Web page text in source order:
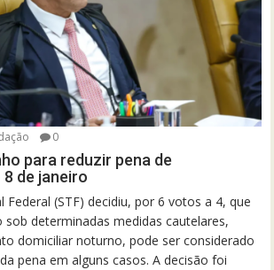
0
para reduzir pena de
de janeiro
Federal (STF) decidiu, por 6 votos a 4, que
determinadas medidas cautelares,
domiciliar noturno, pode ser considerado
pena em alguns casos. A decisão foi